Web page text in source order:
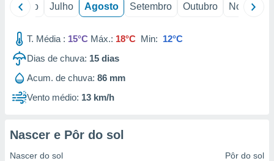
Junho Julho Agosto Setembro Outubro Novembro
T. Média : 15°C Máx.: 18°C Min: 12°C
Dias de chuva: 15 dias
Acum. de chuva: 86 mm
Vento médio: 13 km/h
Nascer e Pôr do sol
Nascer do sol Pôr do sol